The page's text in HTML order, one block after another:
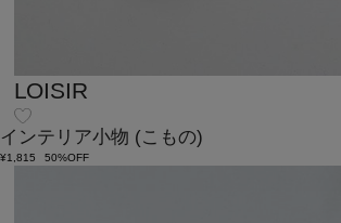
LOISIR
インテリア小物 (こもの)
¥1,815 50%OFF